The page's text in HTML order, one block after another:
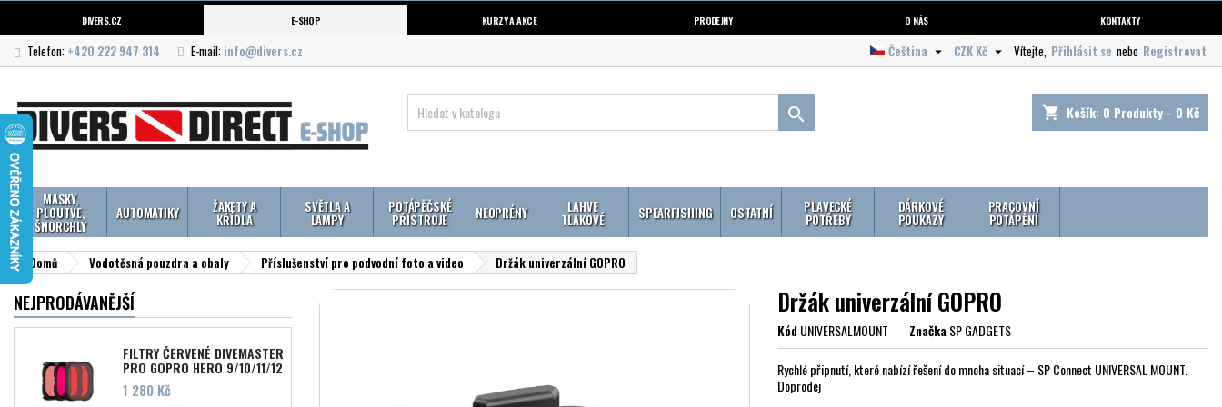
DIVERS.CZ E-SHOP KURZY A AKCE PRODEJNY O NÁS KONTAKTY
Telefon: +420 222 947 314 E-mail: info@divers.cz Vítejte, Přihlásit se nebo Registrovat
CZK Kč 
Čeština 
shopping_cart Košík: 0 Produkty - 0 Kč

MASKY,
PLOUTVE,
ŠNORCHLY
AUTOMATIKY ŽAKETY A
KŘÍDLA
SVĚTLA A
LAMPY
POTÁPĚČSKÉ
PŘÍSTROJE NEOPRÉNY LAHVE
TLAKOVÉ SPEARFISHING OSTATNÍ PLAVECKÉ
POTŘEBY
DÁRKOVÉ
POUKAZY
PRACOVNÍ
POTÁPĚNÍ
Domů Vodotěsná pouzdra a obaly Příslušenství pro podvodní foto a video Držák univerzální GOPRO
NEJPRODÁVANĚJŠÍ
FILTRY ČERVENÉ DIVEMASTER
PRO GOPRO HERO 9/10/11/12
Cena
1 280 Kč
Držák univerzální GOPRO
KódUNIVERSALMOUNT ZnačkaSP GADGETS
Rychlé připnutí, které nabízí řešení do mnoha situací – SP Connect UNIVERSAL MOUNT.
Doprodej